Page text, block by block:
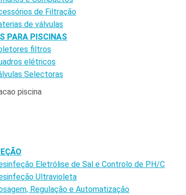
de Filtração
de válvulas
PARA PISCINAS
filtros
elétricos
Selectoras
Eletrólise de Sal e Controlo de PH/C
Ultravioleta
Regulação e Automatização